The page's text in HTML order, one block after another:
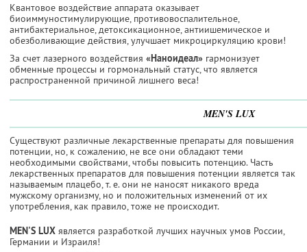
Квантовое воздействие аппарата оказывает
биоиммуностимулирующие, противовоспалительное,
антибактериальное, детоксикационное, антиишемическое и
обезболивающие действия, улучшает микроциркуляцию крови!
За счет лазерного воздействия «Наноидеал» гармонизует
обменные процессы и гормональный статус, что является
распространенной причиной лишнего веса!
MEN'S LUX
Существуют различные лекарственные препараты для повышения
потенции, но, к сожалению, не все они обладают теми
необходимыми свойствами, чтобы повысить потенцию. Часть
лекарственных препаратов для повышения потенции является так
называемым плацебо, т. е. они не наносят никакого вреда
мужскому организму, но и положительных изменений от их
употребления, как правило, тоже не происходит.
MEN'S LUX является разработкой лучших научных умов России,
Германии и Израиля!